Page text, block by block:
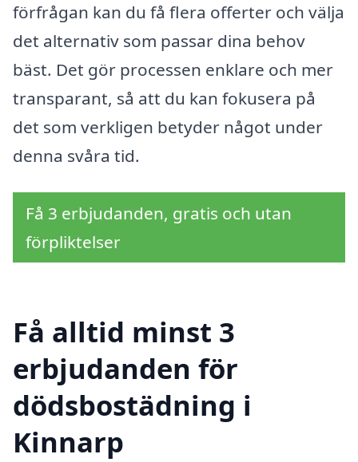
förfrågan kan du få flera offerter och välja
det alternativ som passar dina behov
bäst. Det gör processen enklare och mer
transparant, så att du kan fokusera på
det som verkligen betyder något under
denna svåra tid.
Få 3 erbjudanden, gratis och utan
förpliktelser
Få alltid minst 3
erbjudanden för
dödsbostädning i
Kinnarp